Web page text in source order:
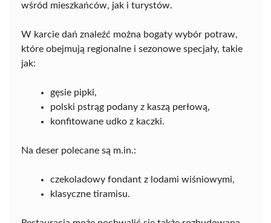
wśród mieszkańców, jak i turystów.
W karcie dań znaleźć można bogaty wybór potraw,
które obejmują regionalne i sezonowe specjały, takie
jak:
gęsie pipki,
polski pstrąg podany z kaszą perłową,
konfitowane udko z kaczki.
Na deser polecane są m.in.:
czekoladowy fondant z lodami wiśniowymi,
klasyczne tiramisu.